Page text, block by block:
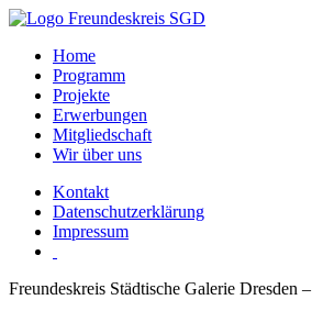
Home
Programm
Projekte
Erwerbungen
Mitgliedschaft
Wir über uns
Kontakt
Datenschutzerklärung
Impressum
Freundeskreis Städtische Galerie Dresden –